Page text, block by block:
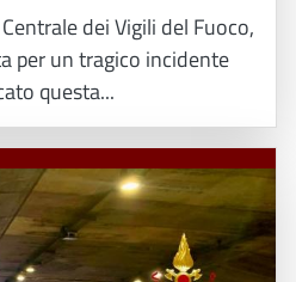
dei Vigili del Fuoco,
per un tragico incidente
questa...